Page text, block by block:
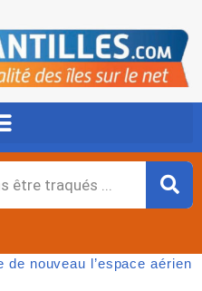
de nouveau l’espace aérien